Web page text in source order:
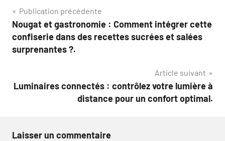
Navigation
de
l’article
Publication précédente
Nougat et gastronomie : Comment intégrer cette
confiserie dans des recettes sucrées et salées
surprenantes ?.
Article suivant
Luminaires connectés : contrôlez votre lumière à
distance pour un confort optimal.
Laisser un commentaire